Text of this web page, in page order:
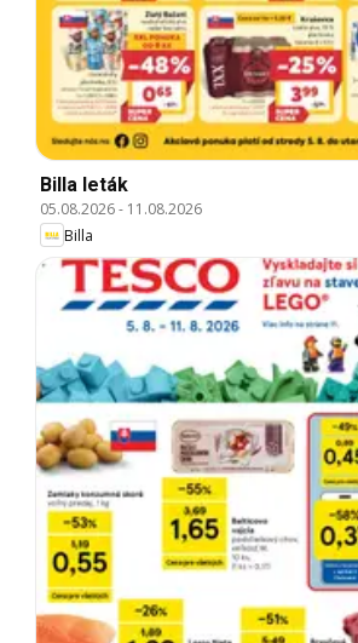
Billa leták
05.08.2026- 11.08.2026
Billa